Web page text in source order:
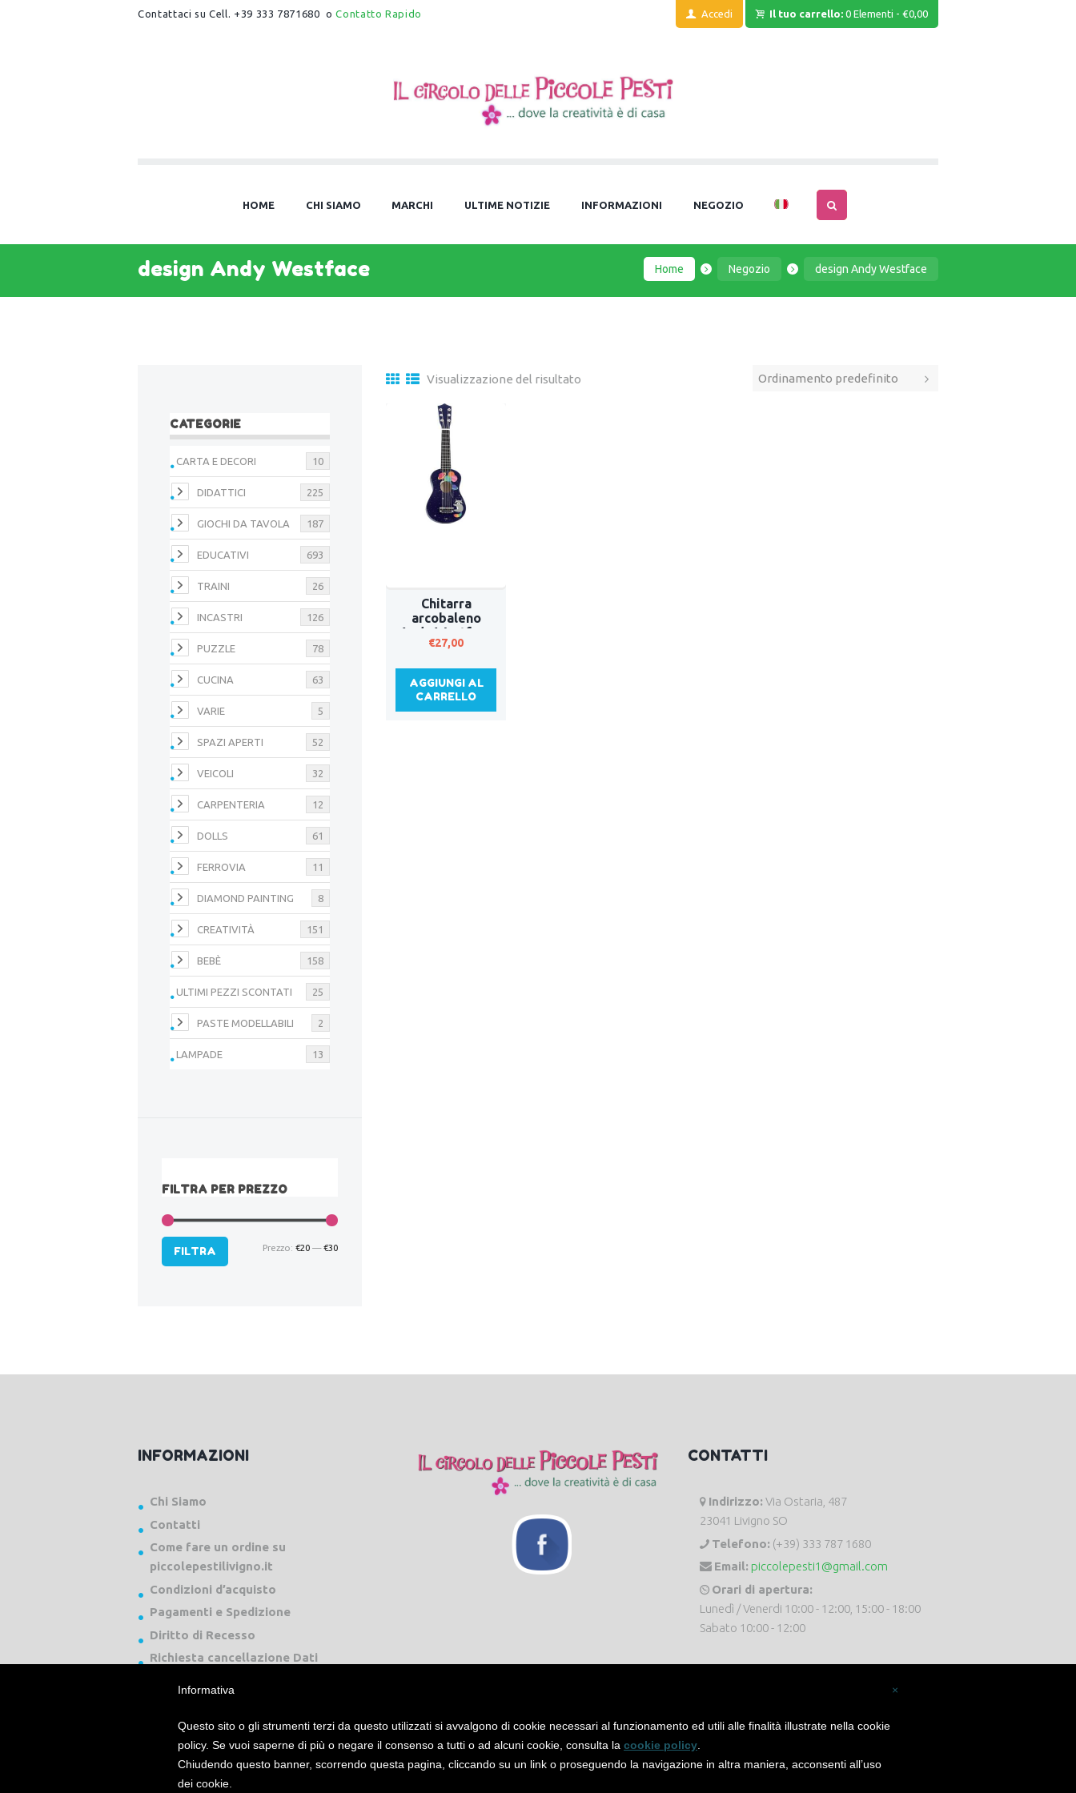
Contattaci su Cell. +39 333 7871680 oContatto Rapido Accedi Il tuo carrello: 0 Elementi -€0,00
HOME CHI SIAMO MARCHI ULTIME NOTIZIE INFORMAZIONI NEGOZIO
design Andy Westface Home Negozio design Andy Westface
Visualizzazione del risultato
Chitarra
arcobaleno
Andy Westface
€27,00
AGGIUNGI AL
CARRELLO
CATEGORIE
CARTA E DECORI 10
DIDATTICI 225
GIOCHI DA TAVOLA 187
EDUCATIVI 693
TRAINI 26
INCASTRI 126
PUZZLE 78
CUCINA 63
VARIE 5
SPAZI APERTI 52
VEICOLI 32
CARPENTERIA 12
DOLLS 61
FERROVIA 11
DIAMOND PAINTING 8
CREATIVITÀ 151
BEBÈ 158
ULTIMI PEZZI SCONTATI 25
PASTE MODELLABILI 2
LAMPADE 13
FILTRA PER PREZZO
Prezzo
Prezzo
FILTRA Prezzo: €20 —€30
INFORMAZIONI
Chi Siamo
Contatti
Come fare un ordine su
piccolepestilivigno.it
Condizioni d’acquisto
Pagamenti e Spedizione
Diritto di Recesso
Richiesta cancellazione Dati
CONTATTI
Indirizzo: Via Ostaria, 487
23041 Livigno SO
Telefono: (+39) 333 787 1680
Email: piccolepesti1@gmail.com
Orari di apertura:
Lunedì / Venerdi 10:00 - 12:00, 15:00 - 18:00
Sabato 10:00 - 12:00
Piccole Pesti Livigno © 2024 Tutti i diritti riservati. -Privacy Policy-Cookie Policy
×
Informativa
Questo sito o gli strumenti terzi da questo utilizzati si avvalgono di cookie necessari al funzionamento ed utili alle finalità illustrate nella cookie
policy. Se vuoi saperne di più o negare il consenso a tutti o ad alcuni cookie, consulta la cookie policy
Chiudendo questo banner, scorrendo questa pagina, cliccando su un link o proseguendo la navigazione in altra maniera, acconsenti all’uso
dei cookie.